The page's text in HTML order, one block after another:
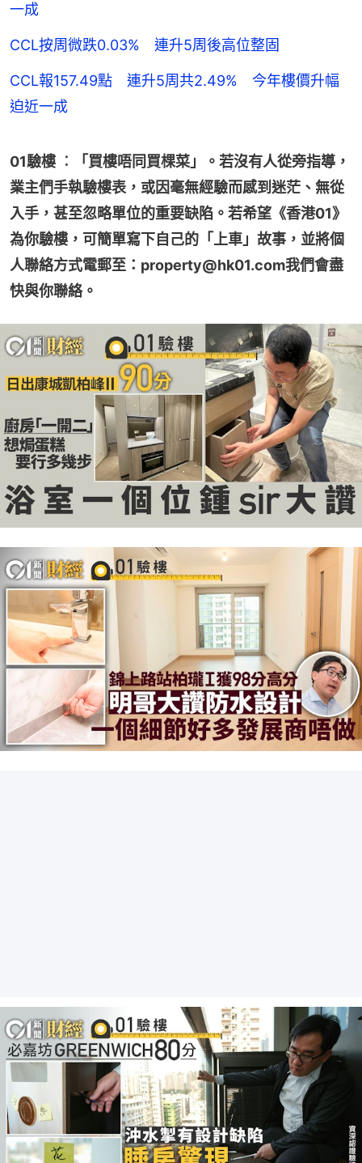
一成
CCL按周微跌0.03% 連升5周後高位整固
CCL報157.49點 連升5周共2.49% 今年樓價升幅
迫近一成
01驗樓 ︰「買樓唔同買棵菜」。若沒有人從旁指導，
業主們手執驗樓表，或因毫無經驗而感到迷茫、無從
入手，甚至忽略單位的重要缺陷。若希望《香港01》
為你驗樓，可簡單寫下自己的「上車」故事，並將個
人聯絡方式電郵至：property@hk01.com我們會盡
快與你聯絡。